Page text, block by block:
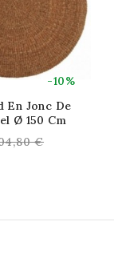
-10%
En Jonc De
Ø 150 Cm
€